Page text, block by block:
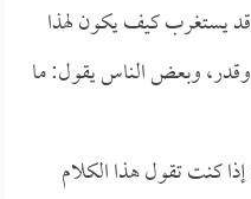
يستغرب كيف يكون لهذا
وقدر، وبعض الناس يقول: ما
كنت تقول هذا الكلام